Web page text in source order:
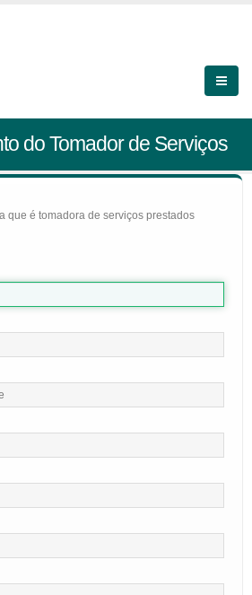
do Tomador de Serviços
que é tomadora de serviços prestados